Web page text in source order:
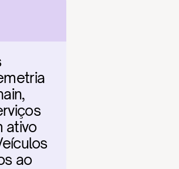
ativo
ao